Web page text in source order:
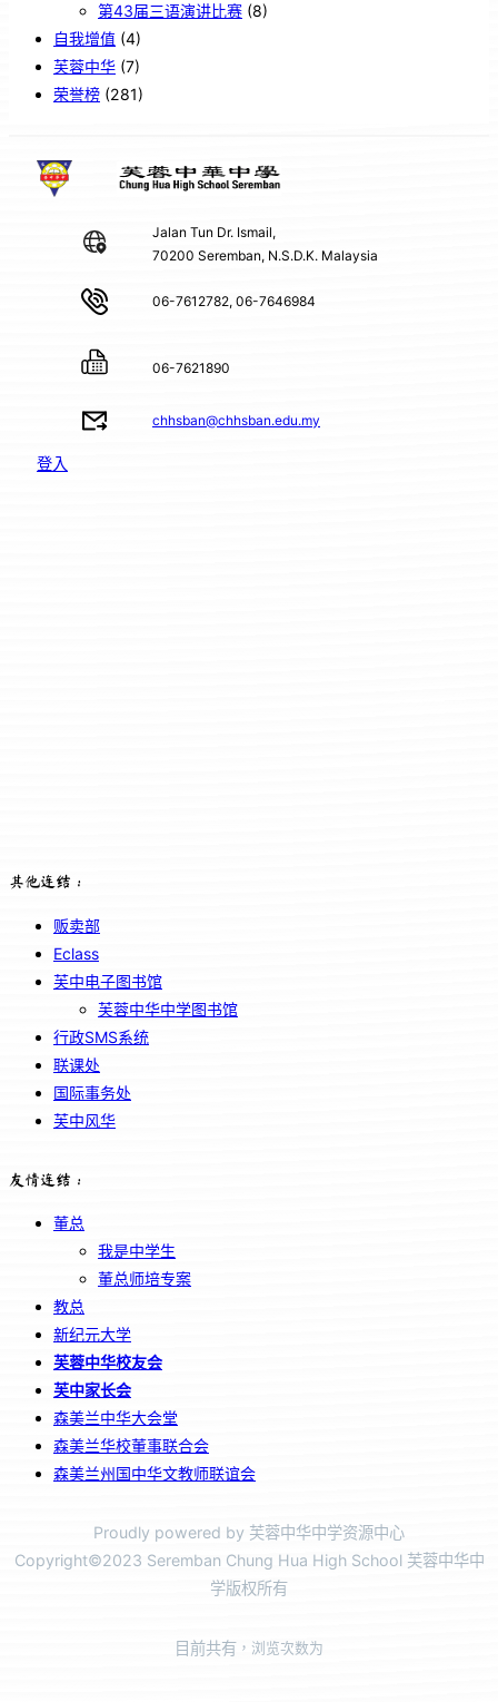
第43届三语演讲比赛 (8)
自我增值 (4)
芙蓉中华 (7)
荣誉榜 (281)
Jalan Tun Dr. Ismail,
70200 Seremban, N.S.D.K. Malaysia
06-7612782, 06-7646984
06-7621890
chhsban@chhsban.edu.my
登入
其他连结：
贩卖部
Eclass
芙中电子图书馆
芙蓉中华中学图书馆
行政SMS系统
联课处
国际事务处
芙中风华
友情连结：
董总
我是中学生
董总师培专案
教总
新纪元大学
芙蓉中华校友会
芙中家长会
森美兰中华大会堂
森美兰华校董事联合会
森美兰州国中华文教师联谊会
Proudly powered by 芙蓉中华中学资源中心
Copyright©2023 Seremban Chung Hua High School 芙蓉中华中
学版权所有
目前共有 ，浏览次数为